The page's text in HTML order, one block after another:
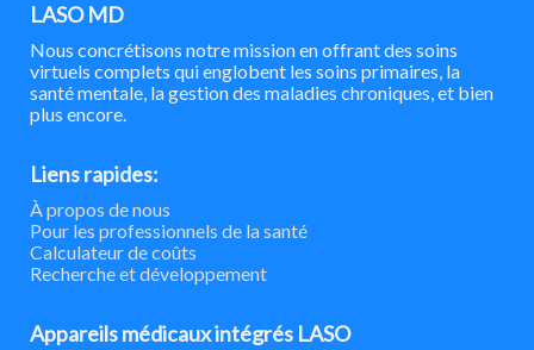
LASO MD
Nous concrétisons notre mission en offrant des soins
virtuels complets qui englobent les soins primaires, la
santé mentale, la gestion des maladies chroniques, et bien
plus encore.
Liens rapides:
À propos de nous
Pour les professionnels de la santé
Calculateur de coûts
Recherche et développement
Appareils médicaux intégrés LASO